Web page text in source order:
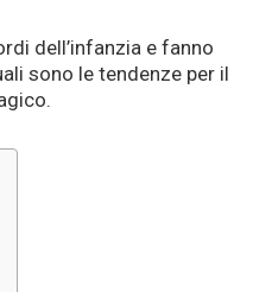
dell’infanzia e fanno
sono le tendenze per il